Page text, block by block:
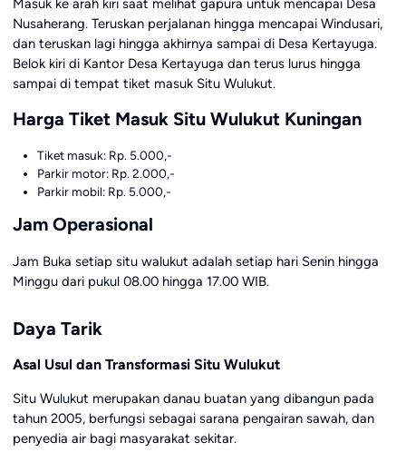
Masuk ke arah kiri saat melihat gapura untuk mencapai Desa
Nusaherang. Teruskan perjalanan hingga mencapai Windusari,
dan teruskan lagi hingga akhirnya sampai di Desa Kertayuga.
Belok kiri di Kantor Desa Kertayuga dan terus lurus hingga
sampai di tempat tiket masuk Situ Wulukut.
Harga Tiket Masuk Situ Wulukut Kuningan
Tiket masuk: Rp. 5.000,-
Parkir motor: Rp. 2.000,-
Parkir mobil: Rp. 5.000,-
Jam Operasional
Jam Buka setiap situ walukut adalah setiap hari Senin hingga
Minggu dari pukul 08.00 hingga 17.00 WIB.
Daya Tarik
Asal Usul dan Transformasi Situ Wulukut
Situ Wulukut merupakan danau buatan yang dibangun pada
tahun 2005, berfungsi sebagai sarana pengairan sawah, dan
penyedia air bagi masyarakat sekitar.